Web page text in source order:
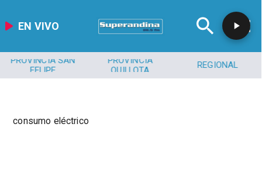
EN VIVO
PROVINCIA SAN
FELIPE
PROVINCIA
QUILLOTA
REGIONAL
consumo eléctrico